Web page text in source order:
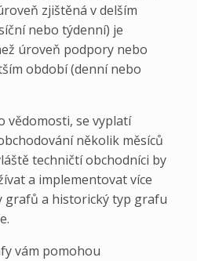
zjištěná v delším
nebo týdenní) je
úroveň podpory nebo
období (denní nebo
vědomosti, se vyplatí
několik měsíců
techničtí obchodníci by
a implementovat více
grafů a historický typ grafu
vám pomohou